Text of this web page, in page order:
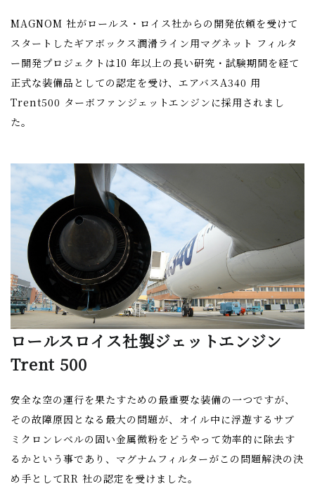
MAGNOM 社がロールス・ロイス社からの開発依頼を受けて
スタートしたギアボックス潤滑ライン用マグネット フィルタ
ー開発プロジェクトは10 年以上の長い研究・試験期間を経て
正式な装備品としての認定を受け、エアバスA340 用
Trent500 ターボファンジェットエンジンに採用されまし
た。
ロールスロイス社製ジェットエンジン
Trent 500
安全な空の運行を果たすための最重要な装備の一つですが、
その故障原因となる最大の問題が、オイル中に浮遊するサブ
ミクロンレベルの固い金属微粉をどうやって効率的に除去す
るかという事であり、マグナムフィルターがこの問題解決の決
め手としてRR 社の認定を受けました。